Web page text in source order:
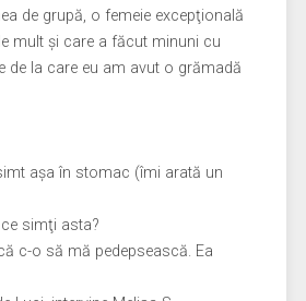
de grupă, o femeie excepţională
mult şi care a făcut minuni cu
de la care eu am avut o grămadă
aşa în stomac (îmi arată un
simţi asta?
c-o să mă pedepsească. Ea